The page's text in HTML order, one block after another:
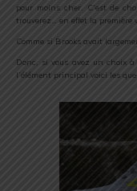
pour moins cher. C’est de
trouverez… en effet la première
Comme si Brooks avait
Donc, si vous avez un choix
l’élément principal voici les